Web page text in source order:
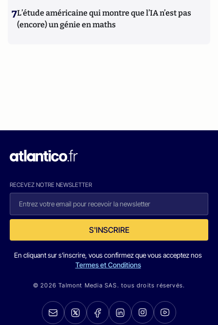
7L’étude américaine qui montre que l’IA n’est pas
(encore) un génie en maths
RECEVEZ NOTRE NEWSLETTER
S'INSCRIRE
En cliquant sur s'inscrire, vous confirmez que vous acceptez nos
Termes et Conditions
© 2026 Talmont Media SAS. tous droits réservés.